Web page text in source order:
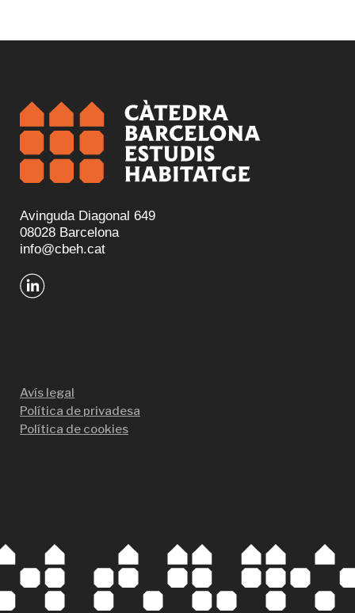
Avinguda Diagonal 649
08028 Barcelona
info@cbeh.cat
Avís legal
Política de privadesa
Política de cookies